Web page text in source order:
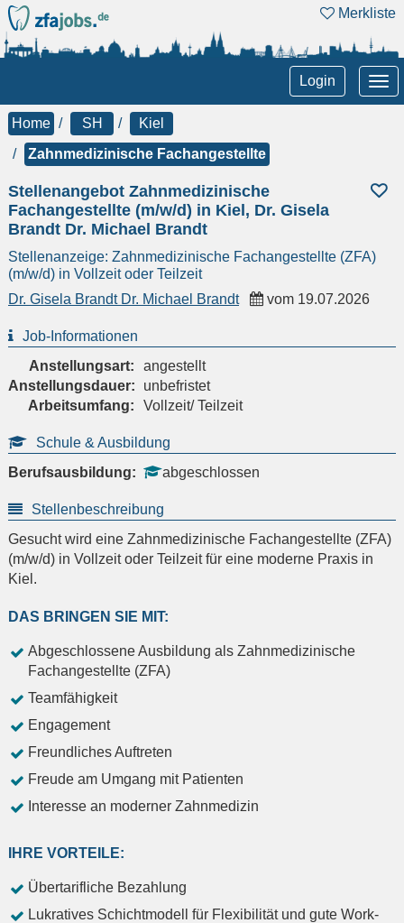
Merkliste
Login
Home SH
Kiel
Zahnmedizinische Fachangestellte
Stellenangebot Zahnmedizinische
Fachangestellte (m/w/d) in Kiel, Dr. Gisela
Brandt Dr. Michael Brandt
Stellenanzeige: Zahnmedizinische Fachangestellte (ZFA)
(m/w/d) in Vollzeit oder Teilzeit
Dr. Gisela Brandt Dr. Michael Brandt
vom 19.07.2026
Job-Informationen
Anstellungsart:
angestellt
Anstellungsdauer:
unbefristet
Arbeitsumfang:
Vollzeit/ Teilzeit
Schule & Ausbildung
Berufsausbildung:
abgeschlossen
Stellenbeschreibung
Gesucht wird eine Zahnmedizinische Fachangestellte (ZFA)
(m/w/d) in Vollzeit oder Teilzeit für eine moderne Praxis in
Kiel.
DAS BRINGEN SIE MIT:
Abgeschlossene Ausbildung als Zahnmedizinische
Fachangestellte (ZFA)
Teamfähigkeit
Engagement
Freundliches Auftreten
Freude am Umgang mit Patienten
Interesse an moderner Zahnmedizin
IHRE VORTEILE:
Übertarifliche Bezahlung
Lukratives Schichtmodell für Flexibilität und gute Work-